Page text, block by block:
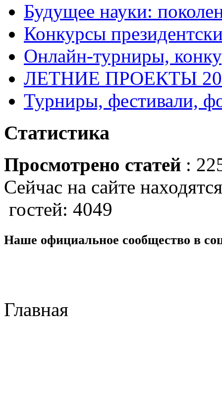
Будущее науки:
Конкурсы
Онлайн-турниры,
ЛЕТНИЕ ПРОЕКТЫ
Турниры, фестивали,
Статистика
Просмотрено статей :
Сейчас на сайте
гостей: 4049
Наше официальное сообщество в
Главная